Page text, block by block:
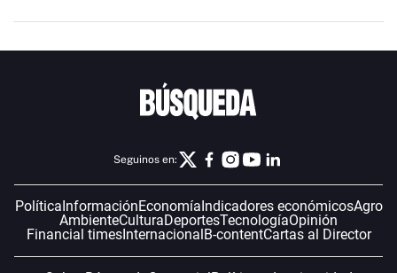
Seguinos en:
PolíticaInformaciónEconomíaIndicadores económicosAgro
AmbienteCulturaDeportesTecnologíaOpinión
Financial timesInternacionalB-contentCartas al Director